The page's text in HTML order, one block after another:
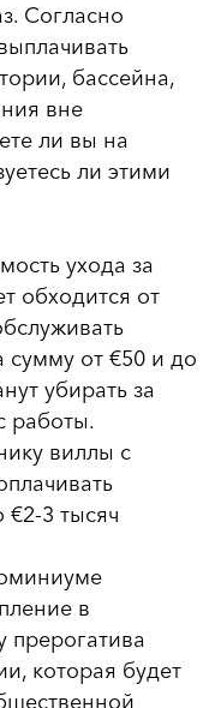
Согласно
бассейна,
вне
ли вы на
ли этими
ухода за
обходится от
сумму от €50 и до
убирать за
работы.
виллы с
3 тысяч
в
которая будет